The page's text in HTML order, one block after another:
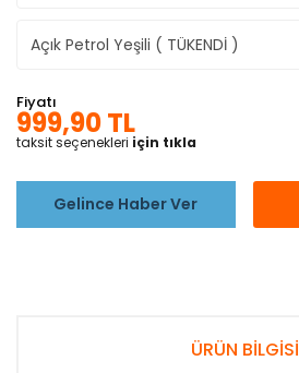
Fiyatı
999,90 TL
taksit seçenekleri için tıkla
Gelince Haber Ver
ÜRÜN BİLGİSİ